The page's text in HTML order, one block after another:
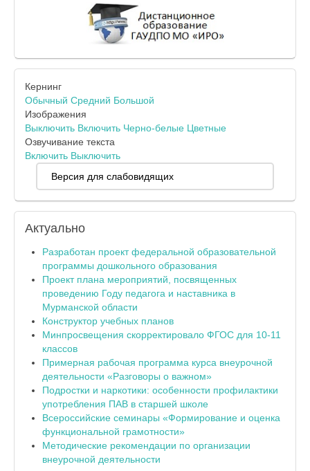
Кернинг
Обычный Средний Большой
Изображения
Выключить Включить Черно-белые Цветные
Озвучивание текста
Включить Выключить
Версия для слабовидящих
Актуально
Разработан проект федеральной образовательной
программы дошкольного образования
Проект плана мероприятий, посвященных
проведению Году педагога и наставника в
Мурманской области
Конструктор учебных планов
Минпросвещения скорректировало ФГОС для 10-11
классов
Примерная рабочая программа курса внеурочной
деятельности «Разговоры о важном»
Подростки и наркотики: особенности профилактики
употребления ПАВ в старшей школе
Всероссийские семинары «Формирование и оценка
функциональной грамотности»
Методические рекомендации по организации
внеурочной деятельности